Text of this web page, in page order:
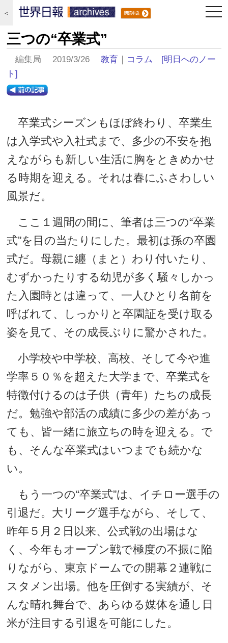
＜
三つの“卒業式”
編集局 2019/3/26教育 ｜ コラム
[明日へのノー
ト]
卒業式シーズンもほぼ終わり、卒業生
は入学式や入社式まで、多少の不安を抱
えながらも新しい生活に胸をときめかせ
る時期を迎える。それは春にふさわしい
風景だ。
ここ１週間の間に、筆者は三つの“卒業
式”を目の当たりにした。最初は孫の卒園
式だ。母親に纏（まと）わり付いたり、
むずかったりする幼児が多く騒々しかっ
た入園時とは違って、一人ひとり名前を
呼ばれて、しっかりと卒園証を受け取る
姿を見て、その成長ぶりに驚かされた。
小学校や中学校、高校、そして今や進
学率５０％を超えた大学まで、卒業式を
特徴付けるのは子供（青年）たちの成長
だ。勉強や部活の成績に多少の差があっ
ても、皆一緒に旅立ちの時を迎える。で
も、そんな卒業式はいつまでも続かな
い。
もう一つの“卒業式”は、イチロー選手の
引退だ。大リーグ選手ながら、そして、
昨年５月２日以来、公式戦の出場はな
く、今年もオープン戦で極度の不振に陥
りながら、東京ドームでの開幕２連戦に
スタメン出場。他を圧倒する実績が、そ
んな晴れ舞台で、あらゆる媒体を通し日
米が注目する引退を可能にした。